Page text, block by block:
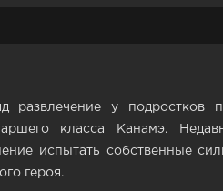
развлечение у подростков
класса Канамэ.
испытать собственные
героя.